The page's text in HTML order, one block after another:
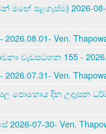
මඟේ පළගැස්ම) 2026-
Ven.
වැඩසටහන 155 -
Ven.
දින උදෑසන ධර්ම
07-30- Ven.